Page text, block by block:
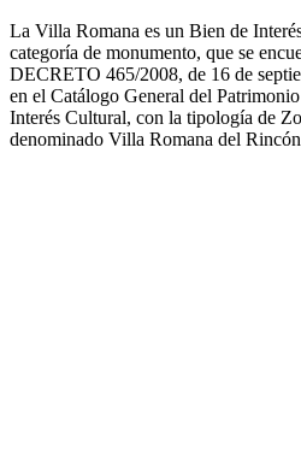
La Villa Romana es un Bien de
categoría de monumento, que se
DECRETO 465/2008, de 16 de
en el Catálogo General del
Interés Cultural, con la tipología de
denominado Villa Romana del